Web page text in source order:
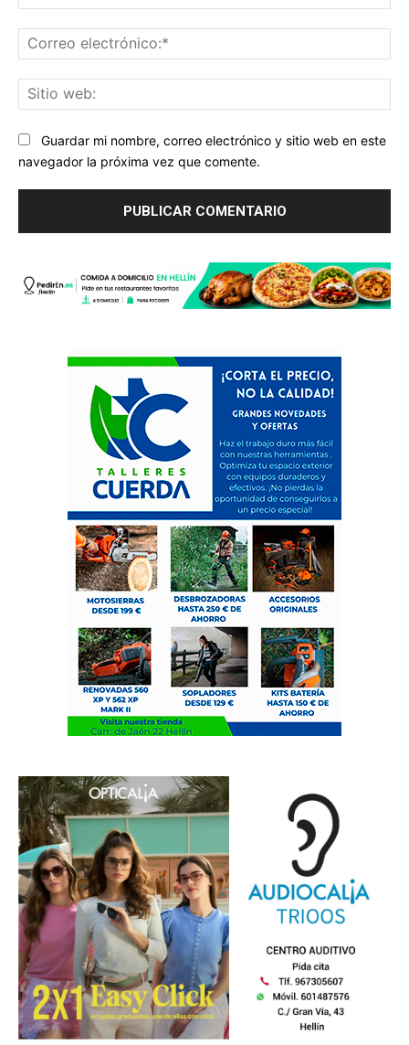
Guardar mi nombre, correo electrónico y sitio web en este
navegador la próxima vez que comente.